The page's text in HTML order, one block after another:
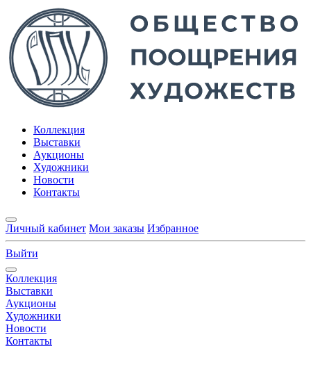
Коллекция
Выставки
Аукционы
Художники
Новости
Контакты
Личный кабинет Мои заказы Избранное
Выйти
Коллекция
Выставки
Аукционы
Художники
Новости
Контакты